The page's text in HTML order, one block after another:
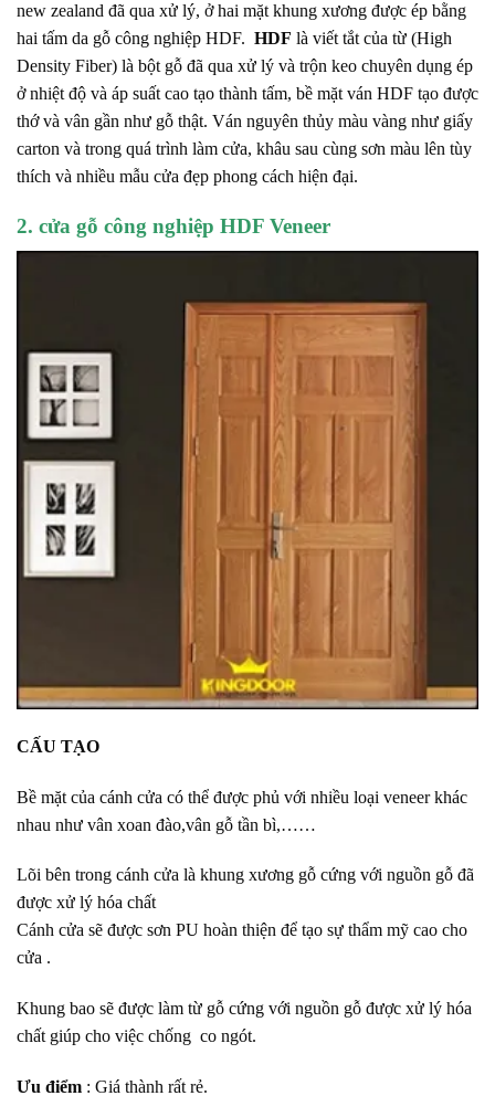
new zealand đã qua xử lý, ở hai mặt khung xương được ép bằng
hai tấm da gỗ công nghiệp HDF. HDF là viết tắt của từ (High
Density Fiber) là bột gỗ đã qua xử lý và trộn keo chuyên dụng ép
ở nhiệt độ và áp suất cao tạo thành tấm, bề mặt ván HDF tạo được
thớ và vân gần như gỗ thật. Ván nguyên thủy màu vàng như giấy
carton và trong quá trình làm cửa, khâu sau cùng sơn màu lên tùy
thích và nhiều mẫu cửa đẹp phong cách hiện đại.
2. cửa gỗ công nghiệp HDF Veneer
CẤU TẠO
Bề mặt của cánh cửa có thể được phủ với nhiều loại veneer khác
nhau như vân xoan đào,vân gỗ tần bì,……
Lõi bên trong cánh cửa là khung xương gỗ cứng với nguồn gỗ đã
được xử lý hóa chất
Cánh cửa sẽ được sơn PU hoàn thiện để tạo sự thẩm mỹ cao cho
cửa .
Khung bao sẽ được làm từ gỗ cứng với nguồn gỗ được xử lý hóa
chất giúp cho việc chống co ngót.
Ưu điểm : Giá thành rất rẻ.